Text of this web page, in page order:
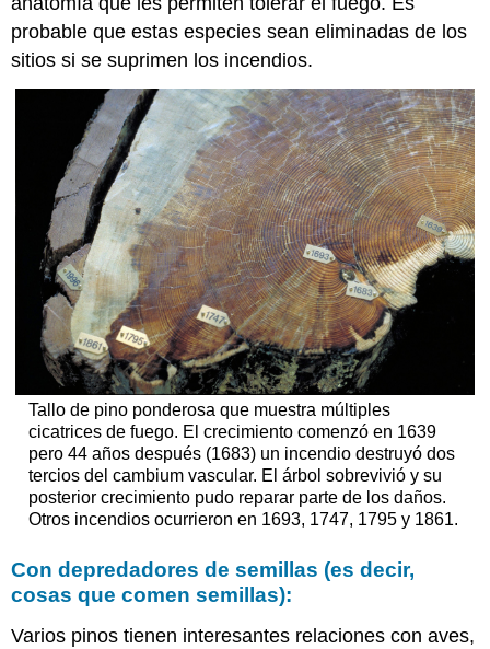
probable que estas especies sean eliminadas de los
sitios si se suprimen los incendios.
Tallo de pino ponderosa que muestra múltiples
cicatrices de fuego. El crecimiento comenzó en 1639
pero 44 años después (1683) un incendio destruyó dos
tercios del cambium vascular. El árbol sobrevivió y su
posterior crecimiento pudo reparar parte de los daños.
Otros incendios ocurrieron en 1693, 1747, 1795 y 1861.
Con depredadores de semillas (es decir,
cosas que comen semillas):
Varios pinos tienen interesantes relaciones con aves,